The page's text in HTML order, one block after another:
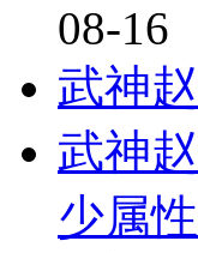
08-16
武神
武神
少属性